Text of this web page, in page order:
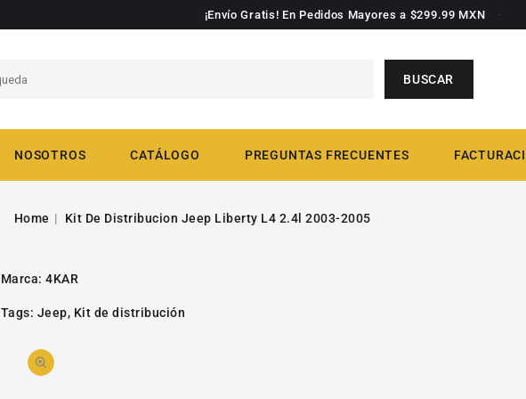
¡Envío Gratis! En Pedidos Mayores a $299.99 MXN
BUSCAR
NOSOTROS CATÁLOGO PREGUNTAS FRECUENTES
Home Kit De Distribucion Jeep Liberty L4 2.4l 2003-2005
Marca:4KAR
Tags: Jeep, Kit de distribución